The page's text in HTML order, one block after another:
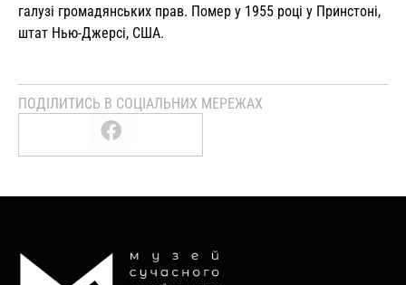
галузі громадянських прав. Помер у 1955 році у Принстоні,
штат Нью-Джерсі, США.
ПОДІЛИТИСЬ В СОЦІАЛЬНИХ МЕРЕЖАХ